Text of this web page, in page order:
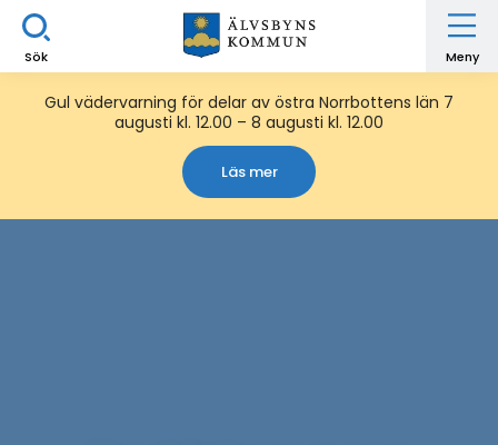
Sök Meny
Gul vädervarning för delar av östra Norrbottens län 7
augusti kl. 12.00 – 8 augusti kl. 12.00
Läs mer